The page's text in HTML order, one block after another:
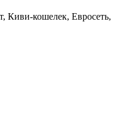
Киви-кошелек, Евросеть,